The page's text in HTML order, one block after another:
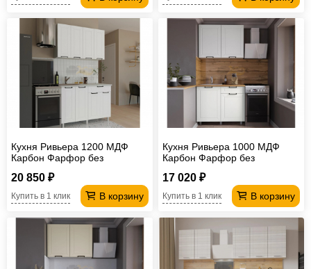
Кухня Ривьера 1200 МДФ
Карбон Фарфор без
20 850 ₽
В корзину
Купить в 1 клик
Кухня Ривьера 1000 МДФ
Карбон Фарфор без
17 020 ₽
В корзину
Купить в 1 клик